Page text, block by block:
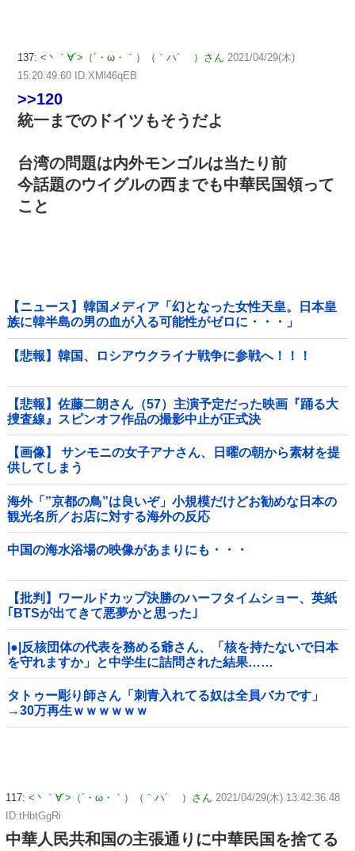
137: <丶｀∀´>（´・ω・｀）（｀ハ´ ）さん 2021/04/29(木)
15:20:49.60 ID:XMl46qEB
>>120
統一までのドイツもそうだよ
台湾の問題は内外モンゴルは当たり前
今話題のウイグルの西までも中華民国領って
こと
【ニュース】韓国メディア「幻となった女性天皇。日本皇
族に韓半島の男の血が入る可能性がゼロに・・・」
【悲報】韓国、ロシアウクライナ戦争に参戦へ！！！
【悲報】佐藤二朗さん（57）主演予定だった映画『踊る大
捜査線』スピンオフ作品の撮影中止が正式決
定・・・・・・・・・他
【画像】 サンモニの女子アナさん、日曜の朝から素材を提
供してしまう
海外「”京都の鳥”は良いぞ」小規模だけどお勧めな日本の
観光名所／お店に対する海外の反応
中国の海水浴場の映像があまりにも・・・
【批判】ワールドカップ決勝のハーフタイムショー、英紙
｢BTSが出てきて悪夢かと思った｣
|●|反核団体の代表を務める爺さん、「核を持たないで日本
を守れますか」と中学生に詰問された結果……
タトゥー彫り師さん「刺青入れてる奴は全員バカです」
→30万再生ｗｗｗｗｗｗ
117: <丶｀∀´>（´・ω・｀）（｀ハ´ ）さん 2021/04/29(木) 13:42:36.48
ID:tHbtGgRi
中華人民共和国の主張通りに中華民国を捨てる